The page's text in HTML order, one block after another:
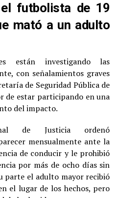
futbolista de 19
mató a un adulto
están investigando las
con señalamientos graves
de Seguridad Pública de
de estar participando en una
del impacto.
de Justicia ordenó
mensualmente ante la
de conducir y le prohibió
por más de ocho días sin
parte el adulto mayor recibió
el lugar de los hechos, pero